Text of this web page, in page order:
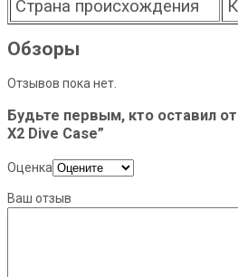
Страна происхождения
Обзоры
Отзывов пока нет.
Будьте первым, кто оставил
X2 Dive Case”
Оценка
Ваш отзыв